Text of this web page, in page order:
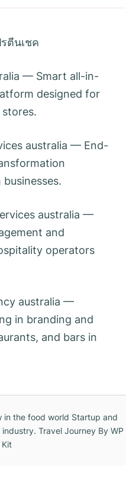
ตีนเชค
— Smart all-in-
designed for
australia — End-
australia —
and
operators
australia —
in branding and
and bars in
in the food world Startup and
industry. Travel JourneyBy WP